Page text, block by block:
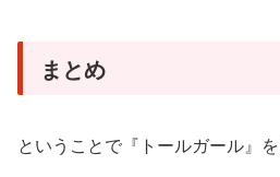
まとめ
ということで『トールガール』